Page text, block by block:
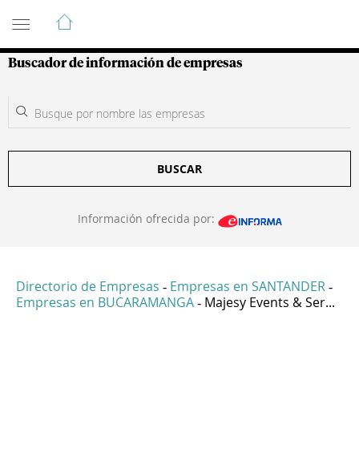
Guía de Empresas Colombianas
Buscador de información de empresas
BUSCAR
Información ofrecida por:
Directorio de Empresas - Empresas en SANTANDER -
Empresas en BUCARAMANGA - Majesy Events & Ser...